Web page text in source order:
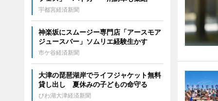
宇都宮経済新聞
神楽坂にスムージー専門店「アースモア
ジュースバー」ソムリエ経験生かす
市ケ谷経済新聞
大津の琵琶湖岸でライフジャケット無料
貸し出し 夏休みの子どもの命守る
びわ湖大津経済新聞